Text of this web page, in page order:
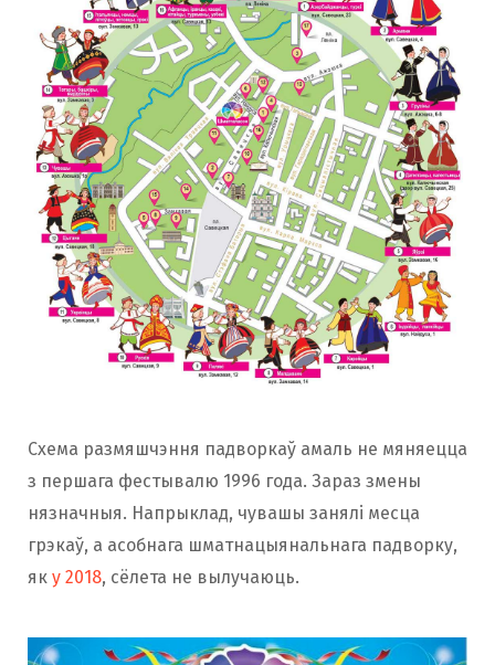
Схема размяшчэння падворкаў амаль не мяняецца
з першага фестывалю 1996 года. Зараз змены
нязначныя. Напрыклад, чувашы занялі месца
грэкаў, а асобнага шматнацыянальнага падворку,
як у 2018, сёлета не вылучаюць.